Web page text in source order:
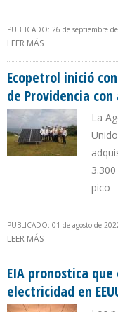
PUBLICADO: 26 de septiembre
LEER MÁS
Ecopetrol inició
de Providencia con
La
pico
PUBLICADO: 01 de agosto de
LEER MÁS
EIA pronostica
electricidad en